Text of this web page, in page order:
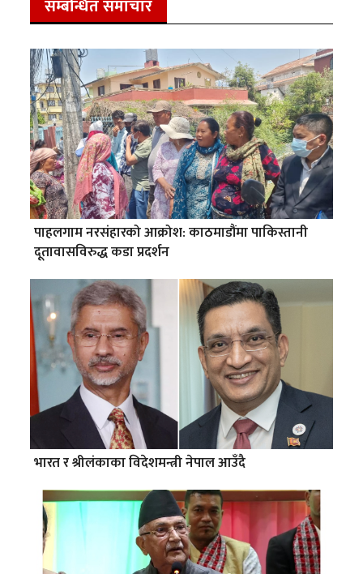
सम्बन्धित समाचार
पाहलगाम नरसंहारको आक्रोश: काठमाडौंमा पाकिस्तानी
दूतावासविरुद्ध कडा प्रदर्शन
भारत र श्रीलंकाका विदेशमन्त्री नेपाल आउँदै